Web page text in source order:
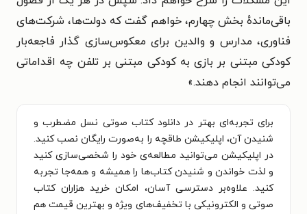
باقی‌ماندهٔ بخش چهارم، خواهم گفت که دولت‌ها، شرکت‌های
فناوری، مدارس و والدین برای معکوس‌سازی گذار فاجعه‌بار
کودکی مبتنی بر بازی به کودکی مبتنی بر تلفن چه اقداماتی
می‌توانند انجام دهند.»
برای تجربه‌ای بهتر در دانلود کتاب صوتی نسل مضطرب و
شنیدن آن، اپلیکیشن طاقچه را به‌صورت رایگان نصب کنید.
در اپلیکیشن می‌توانید مطالعه‌ی خود را شخصی‌سازی کنید
و لذت خواندن و شنیدن کتاب‌ها را همیشه و همه‌جا تجربه
کنید. علاوه‌بر دسترسی آسان، امکان خرید هزاران کتاب
صوتی و الکترونیکی با تخفیف‌های ویژه و بهترین قیمت هم